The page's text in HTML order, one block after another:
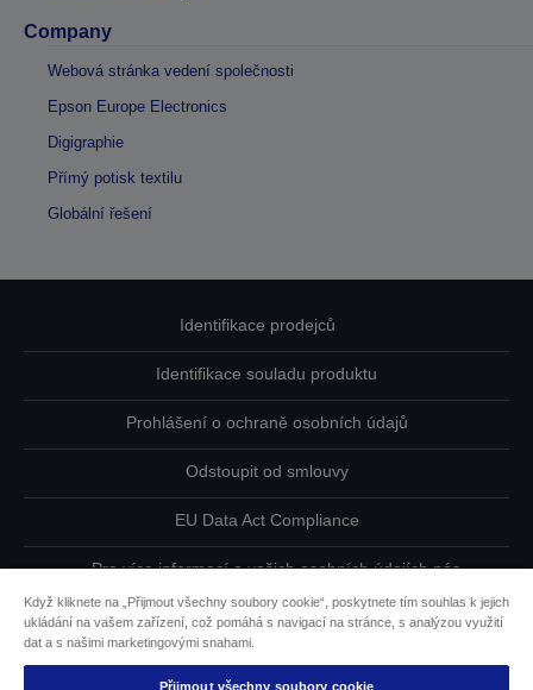
Company
Webová stránka vedení společnosti
Epson Europe Electronics
Digigraphie
Přímý potisk textilu
Globální řešení
Identifikace prodejců
Identifikace souladu produktu
Prohlášení o ochraně osobních údajů
Odstoupit od smlouvy
EU Data Act Compliance
Pro více informací o vašich osobních údajích nás
Informace o souborech cookie
Když kliknete na „Přijmout všechny soubory cookie“, poskytnete tím souhlas k jejich
ukládání na vašem zařízení, což pomáhá s navigací na stránce, s analýzou využití
dat a s našimi marketingovými snahami.
Přijmout všechny soubory cookie